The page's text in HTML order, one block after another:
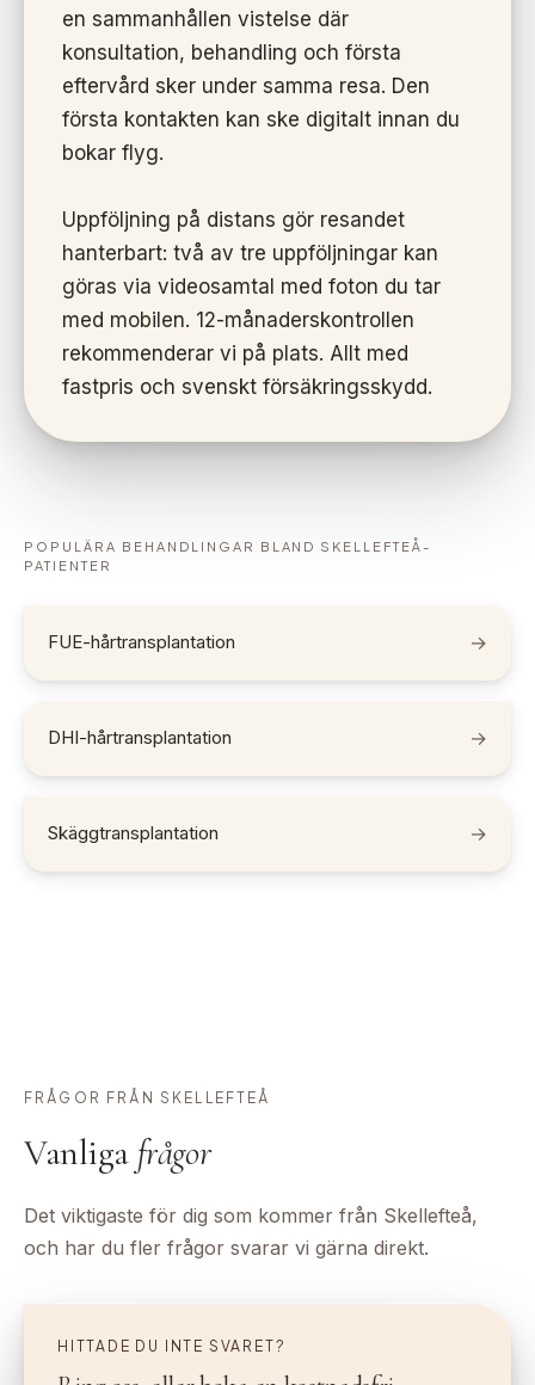
en sammanhållen vistelse där
konsultation, behandling och första
eftervård sker under samma resa. Den
första kontakten kan ske digitalt innan du
bokar flyg.
Uppföljning på distans gör resandet
hanterbart: två av tre uppföljningar kan
göras via videosamtal med foton du tar
med mobilen. 12-månaderskontrollen
rekommenderar vi på plats. Allt med
fastpris och svenskt försäkringsskydd.
POPULÄRA BEHANDLINGAR BLAND SKELLEFTEÅ-
PATIENTER
FUE-hårtransplantation →
DHI-hårtransplantation →
Skäggtransplantation →
FRÅGOR FRÅN SKELLEFTEÅ
Vanliga frågor
Det viktigaste för dig som kommer från Skellefteå,
och har du fler frågor svarar vi gärna direkt.
HITTADE DU INTE SVARET?